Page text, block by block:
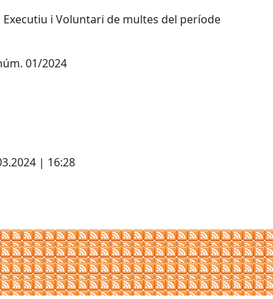
Executiu i Voluntari de multes del període
01/2024
| 16:28